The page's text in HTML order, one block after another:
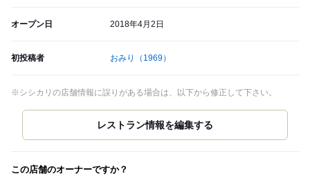
オープン日 2018年4月2日
初投稿者 おみり （1969）
※シシカリの店舗情報に誤りがある場合は、以下から修正して下さい。
この店舗のオーナーですか？